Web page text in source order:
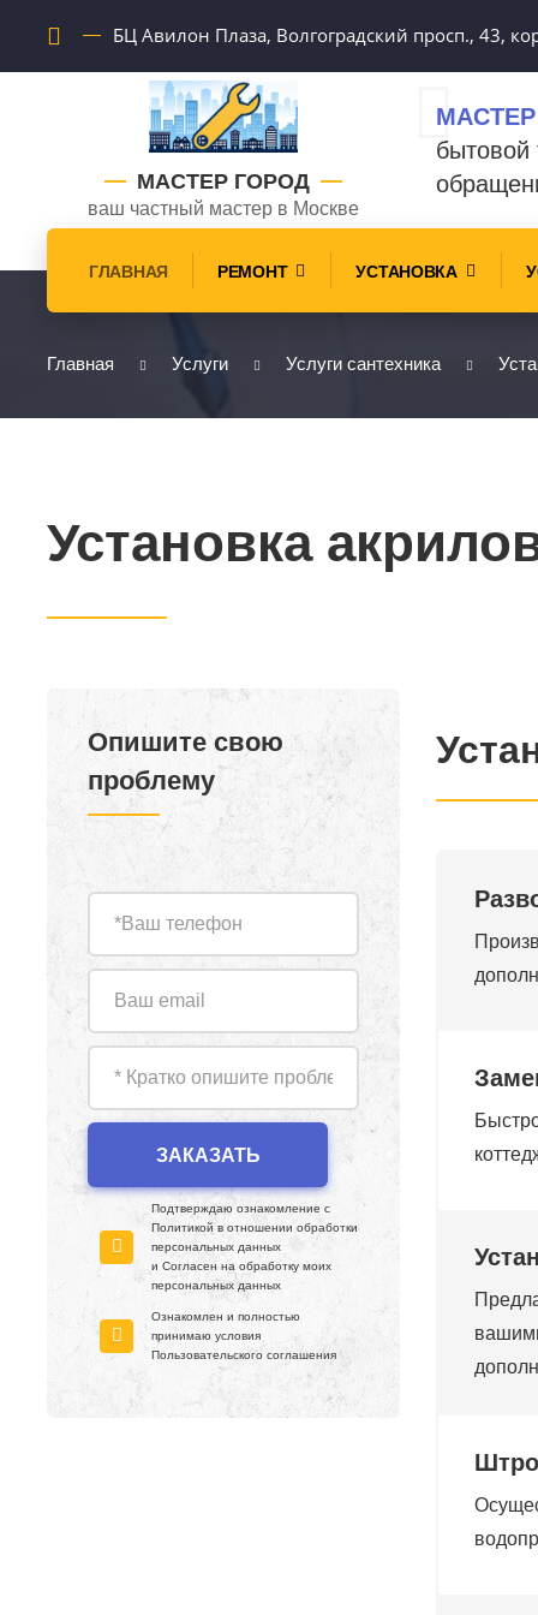
БЦ Авилон Плаза, Волгоградский просп., 43,
МАСТЕР ГОРОД
ваш частный мастер в Москве
бытовой
ГЛАВНАЯ РЕМОНТ УСТАНОВКА
Главная Услуги Услуги сантехника
Установка
Опишите свою
проблему
Подтверждаю ознакомление с
Политикой в отношении обработки
персональных данных
и Согласен на обработку моих
персональных данных
Ознакомлен и полностью
принимаю условия
Пользовательского соглашения